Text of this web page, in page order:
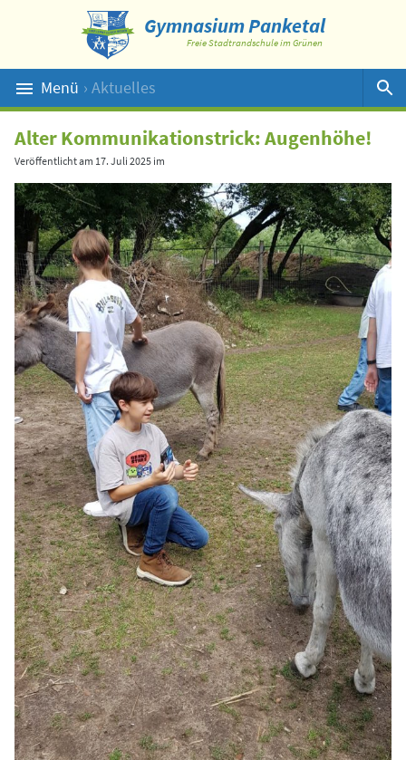
Gymnasium Panketal
Freie Stadtrandschule im Grünen
Menü › Aktuelles
Suche
Alter Kommunikationstrick: Augenhöhe!
Veröffentlicht am 17. Juli 2025 im